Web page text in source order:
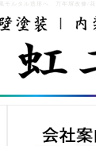
モルタル造形へ 万年塀改修/花